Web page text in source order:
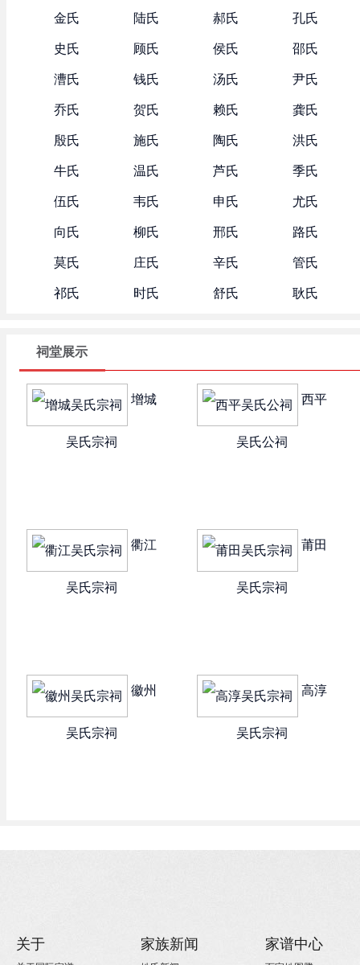
金氏 陆氏 郝氏 孔氏
史氏 顾氏 侯氏 邵氏
漕氏 钱氏 汤氏 尹氏
乔氏 贺氏 赖氏 龚氏
殷氏 施氏 陶氏 洪氏
牛氏 温氏 芦氏 季氏
伍氏 韦氏 申氏 尤氏
向氏 柳氏 邢氏 路氏
莫氏 庄氏 辛氏 管氏
祁氏 时氏 舒氏 耿氏
祠堂展示
增城
吴氏宗祠
西平
吴氏公祠
衢江
吴氏宗祠
莆田
吴氏宗祠
徽州
吴氏宗祠
高淳
吴氏宗祠
关于 家族新闻 家谱中心